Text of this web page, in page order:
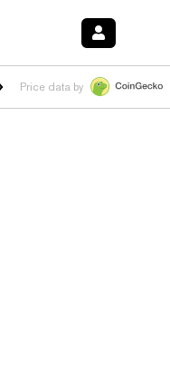
$1.035 1.50% HYPE $55.60
Price data by